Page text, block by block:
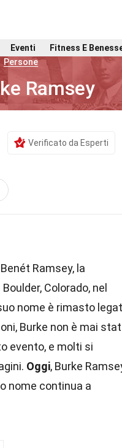
Eventi
Fitness E
Persone
Ramsey
Verificato da Esperti
Ramsey, la
Colorado, nel
nome è rimasto
Burke non è mai
evento, e molti si
Oggi, Burke
nome continua a